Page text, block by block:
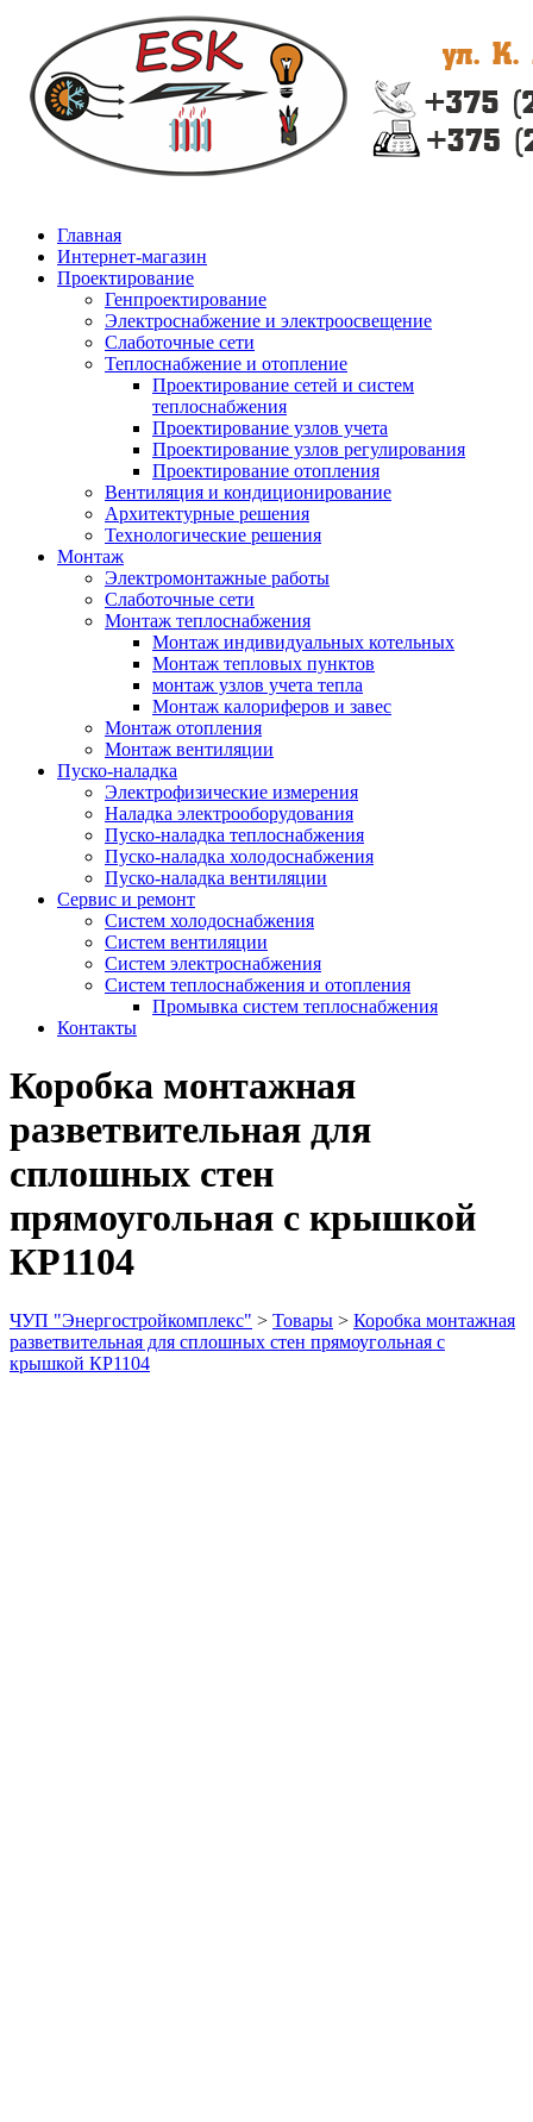
Главная
Интернет-магазин
Проектирование
Генпроектирование
Электроснабжение и электроосвещение
Слаботочные сети
Теплоснабжение и отопление
Проектирование сетей и систем
теплоснабжения
Проектирование узлов учета
Проектирование узлов регулирования
Проектирование отопления
Вентиляция и кондиционирование
Архитектурные решения
Технологические решения
Монтаж
Электромонтажные работы
Слаботочные сети
Монтаж теплоснабжения
Монтаж индивидуальных котельных
Монтаж тепловых пунктов
монтаж узлов учета тепла
Монтаж калориферов и завес
Монтаж отопления
Монтаж вентиляции
Пуско-наладка
Электрофизические измерения
Наладка электрооборудования
Пуско-наладка теплоснабжения
Пуско-наладка холодоснабжения
Пуско-наладка вентиляции
Сервис и ремонт
Систем холодоснабжения
Систем вентиляции
Систем электроснабжения
Систем теплоснабжения и отопления
Промывка систем теплоснабжения
Контакты
Коробка монтажная
разветвительная для
сплошных стен
прямоугольная с крышкой
КР1104
ЧУП "Энергостройкомплекс" > Товары > Коробка монтажная
разветвительная для сплошных стен прямоугольная с
крышкой КР1104